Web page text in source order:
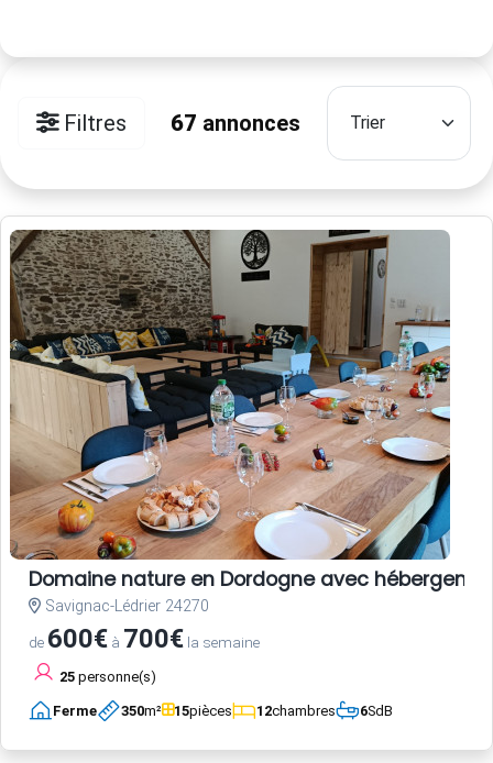
Filtres 67 annonces
Domaine nature en Dordogne avec
Savignac-Lédrier 24270
de 600€ à 700€ la semaine
25 personne(s)
Ferme 350m² 15pièces 12chambres 6SdB